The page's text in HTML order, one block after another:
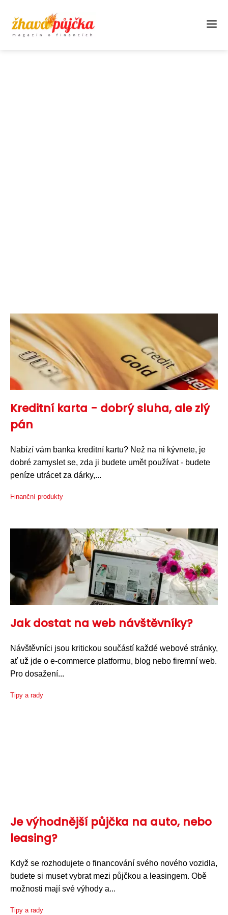
Kreditní karta - dobrý sluha, ale zlý
pán
Nabízí vám banka kreditní kartu? Než na ni kývnete, je
dobré zamyslet se, zda ji budete umět používat - budete
peníze utrácet za dárky,...
Finanční produkty
Jak dostat na web návštěvníky?
Návštěvníci jsou kritickou součástí každé webové stránky,
ať už jde o e-commerce platformu, blog nebo firemní web.
Pro dosažení...
Tipy a rady
Je výhodnější půjčka na auto, nebo
leasing?
Když se rozhodujete o financování svého nového vozidla,
budete si muset vybrat mezi půjčkou a leasingem. Obě
možnosti mají své výhody a...
Tipy a rady